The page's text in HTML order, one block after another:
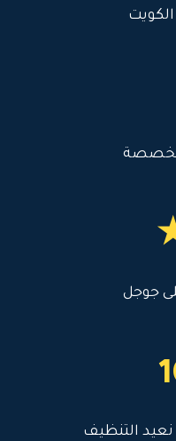
جوجل
التنظيف